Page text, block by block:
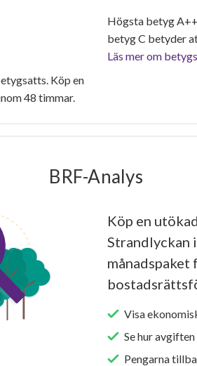
Köp en
48 timmar.
Högsta betyg
betyg C betyder
Läs mer om
BRF-Analys
Köp en
Strandlyckan
Visa
Se hur
Pengarna